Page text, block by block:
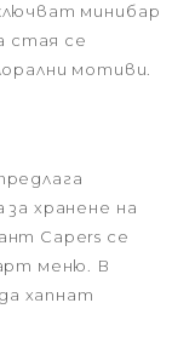
минибар
стая се
мотиви.
хранене на
Capers се
меню. В
хапнат